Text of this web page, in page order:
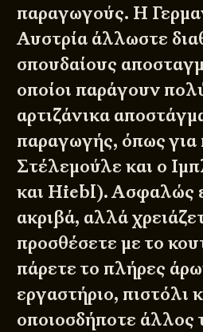
παραγωγούς. Η
Αυστρία άλλωστε
σπουδαίους
οποίοι παράγουν
αρτιζάνικα
παραγωγής, όπως για
Στέλεμούλε και ο
και Hiebl). Ασφαλώς
ακριβά, αλλά
προσθέσετε με το
πάρετε το πλήρες
εργαστήριο, πιστόλι
οποιοσδήποτε άλλος